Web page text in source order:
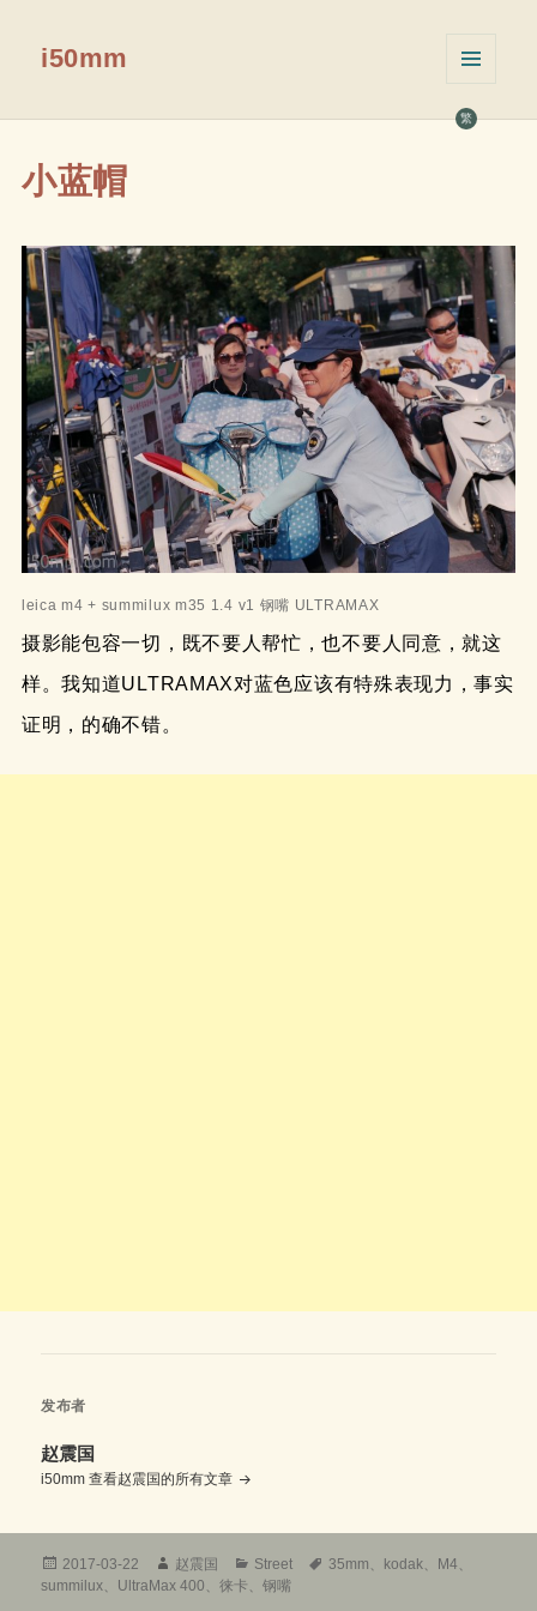
繁
i50mm
挂件
小蓝帽
leica m4 + summilux m35 1.4 v1 钢嘴 ULTRAMAX
摄影能包容一切，既不要人帮忙，也不要人同意，就这
样。我知道ULTRAMAX对蓝色应该有特殊表现力，事实
证明，的确不错。
发布者
赵震国
i50mm查看赵震国的所有文章
发
布
2017-03-22
作
者
赵震国
分
类
Street
标
35mm 、 kodak、 M4 、
summilux、 UltraMax 400 、徕卡 、钢嘴